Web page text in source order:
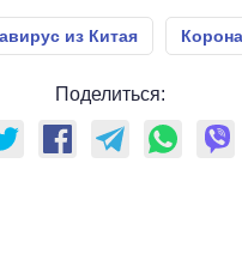
из Китая
Поделиться: